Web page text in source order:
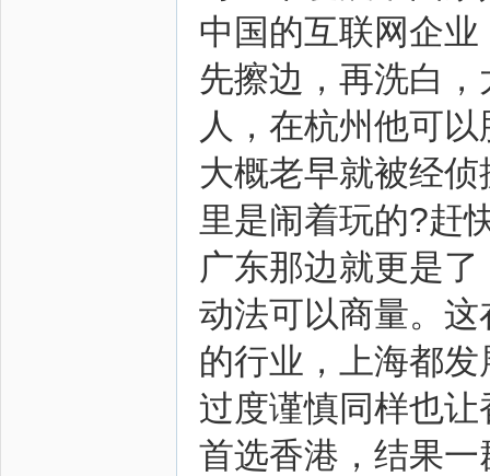
中国的互联网企
先擦边，再洗白
人，在杭州他可
大概老早就被经
里是闹着玩的?赶
广东那边就更是
动法可以商量。
的行业，上海都
过度谨慎同样也
首选香港，结果